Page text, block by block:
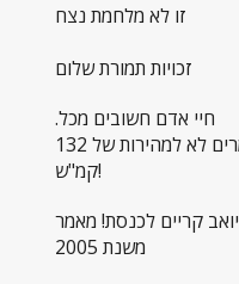
זו לא מלחמת נצח
זכויות תמורת שלום
חיי אדם חשובים מכל.
אומרים לא למהירות של 132
קמ"ש!
יואב קריים לכנסת! מאמר
משנת 2005